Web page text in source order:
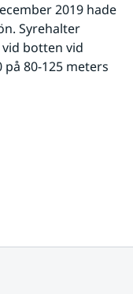
2019 hade
Syrehalter
botten vid
på 80-125 meters